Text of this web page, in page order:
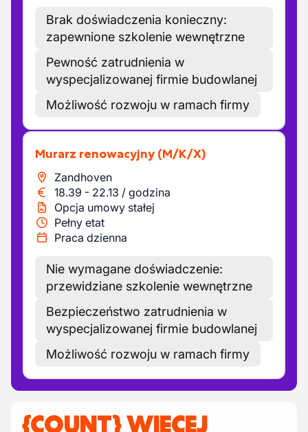
Brak doświadczenia konieczny:
zapewnione szkolenie wewnętrzne
Pewność zatrudnienia w
wyspecjalizowanej firmie budowlanej
Możliwość rozwoju w ramach firmy
Murarz renowacyjny (M/K/X)
Zandhoven
18.39 - 22.13 / godzina
Opcja umowy stałej
Pełny etat
Praca dzienna
Nie wymagane doświadczenie:
przewidziane szkolenie wewnętrzne
Bezpieczeństwo zatrudnienia w
wyspecjalizowanej firmie budowlanej
Możliwość rozwoju w ramach firmy
{COUNT} WIĘCEJ